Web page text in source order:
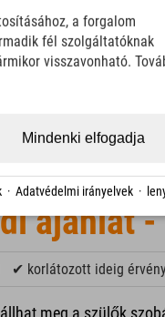
ajánlat -
✔ korlátozott ideig
meg a szülők
a forgalom
fél szolgáltatóknak
visszavonható.
Mindenki elfogadja
· Adatvédelmi irányelvek ·